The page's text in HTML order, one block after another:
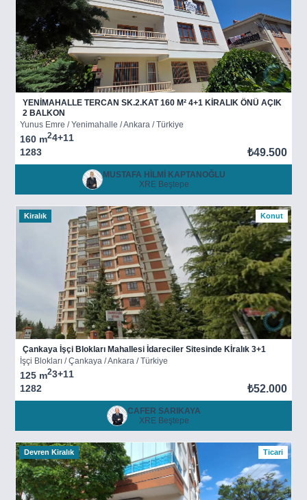
YENİMAHALLE TERCAN SK.2.KAT 160 M² 4+1 KİRALIK ÖNÜ AÇIK
2 BALKON
Yunus Emre / Yenimahalle / Ankara / Türkiye
160 m24+11
1283
₺49.500
MUSTAFA HİLMİ KAPTANOĞLU
XRE Beştepe
Kiralık Konut
Çankaya İşçi Blokları Mahallesi İdareciler Sitesinde Kİralık 3+1
İşçi Blokları / Çankaya / Ankara / Türkiye
125 m23+11
1282
₺52.000
CAFER SARIKAYA
XRE Beştepe
Devren Kiralık Ticari